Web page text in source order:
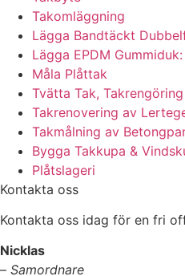
Takomläggning
Lägga Bandtäckt
Lägga EPDM
Måla Plåttak
Tvätta Tak,
Takrenovering av
Takmålning av
Bygga Takkupa &
Plåtslageri
Kontakta oss
Kontakta oss idag för en fri
Nicklas
– Samordnare